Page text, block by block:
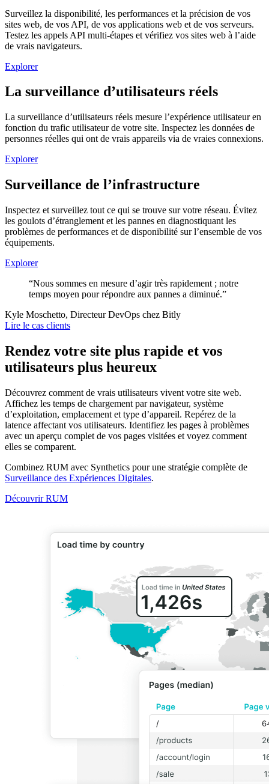
Surveillez la disponibilité, les performances et la précision de vos
sites web, de vos API, de vos applications web et de vos serveurs.
Testez les appels API multi-étapes et vérifiez vos sites web à l’aide
de vrais navigateurs.
Explorer
La surveillance d’utilisateurs réels
La surveillance d’utilisateurs réels mesure l’expérience utilisateur en
fonction du trafic utilisateur de votre site. Inspectez les données de
personnes réelles qui ont de vrais appareils via de vraies connexions.
Explorer
Surveillance de l’infrastructure
Inspectez et surveillez tout ce qui se trouve sur votre réseau. Évitez
les goulots d’étranglement et les pannes en diagnostiquant les
problèmes de performances et de disponibilité sur l’ensemble de vos
équipements.
Explorer
“Nous sommes en mesure d’agir très rapidement ; notre
temps moyen pour répondre aux pannes a diminué.”
Kyle Moschetto, Directeur DevOps chez Bitly
Lire le cas clients
Rendez votre site plus rapide et vos
utilisateurs plus heureux
Découvrez comment de vrais utilisateurs vivent votre site web.
Affichez les temps de chargement par navigateur, système
d’exploitation, emplacement et type d’appareil. Repérez de la
latence affectant vos utilisateurs. Identifiez les pages à problèmes
avec un aperçu complet de vos pages visitées et voyez comment
elles se comparent.
Combinez RUM avec Synthetics pour une stratégie complète de
Surveillance des Expériences Digitales.
Découvrir RUM